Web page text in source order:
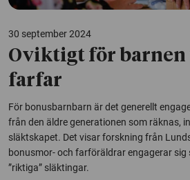
30 september 2024
Oviktigt för barnen
farfar
För bonusbarnbarn är det generellt
från den äldre generationen som räknas,
släktskapet. Det visar forskning från
bonusmor- och farföräldrar engagerar sig
”riktiga” släktingar.